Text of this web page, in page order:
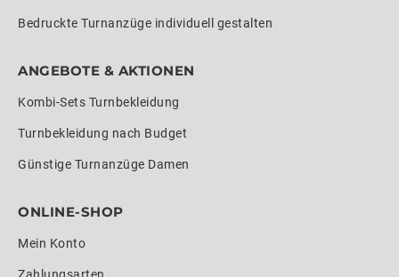
Bedruckte Turnanzüge individuell gestalten
ANGEBOTE & AKTIONEN
Kombi-Sets Turnbekleidung
Turnbekleidung nach Budget
Günstige Turnanzüge Damen
ONLINE-SHOP
Mein Konto